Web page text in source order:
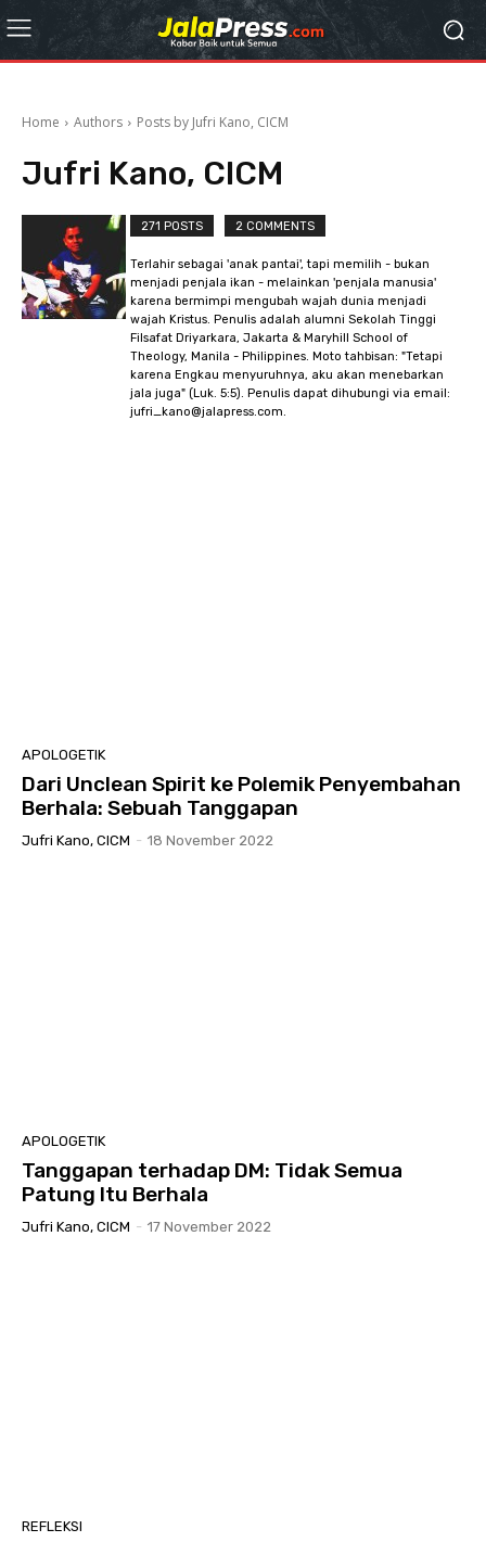
Home Authors Posts by Jufri Kano, CICM
Jufri Kano, CICM
271 POSTS 2 COMMENTS
Terlahir sebagai 'anak pantai', tapi memilih - bukan
menjadi penjala ikan - melainkan 'penjala manusia'
karena bermimpi mengubah wajah dunia menjadi
wajah Kristus. Penulis adalah alumni Sekolah Tinggi
Filsafat Driyarkara, Jakarta & Maryhill School of
Theology, Manila - Philippines. Moto tahbisan: "Tetapi
karena Engkau menyuruhnya, aku akan menebarkan
jala juga" (Luk. 5:5). Penulis dapat dihubungi via email:
jufri_kano@jalapress.com.
APOLOGETIK
Dari Unclean Spirit ke Polemik Penyembahan
Berhala: Sebuah Tanggapan
Jufri Kano, CICM - 18 November 2022
APOLOGETIK
Tanggapan terhadap DM: Tidak Semua
Patung Itu Berhala
Jufri Kano, CICM - 17 November 2022
REFLEKSI